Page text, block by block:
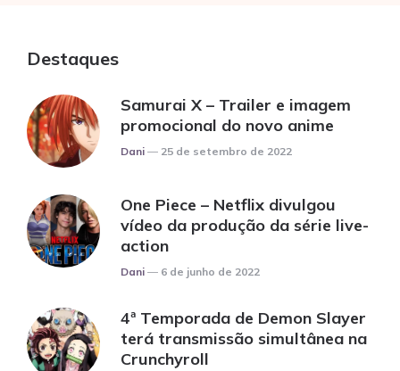
Destaques
Samurai X – Trailer e imagem
promocional do novo anime
Posted
Dani 25 de setembro de 2022
One Piece – Netflix divulgou
vídeo da produção da série live-
action
Posted
Dani 6 de junho de 2022
4ª Temporada de Demon Slayer
terá transmissão simultânea na
Crunchyroll